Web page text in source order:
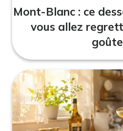
Mont-Blanc : ce
vous allez